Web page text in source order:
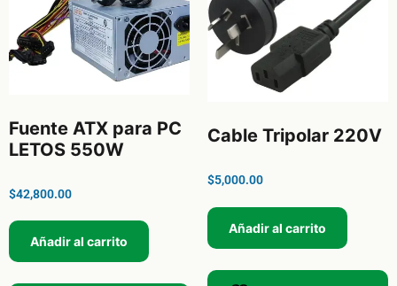
Fuente ATX para PC
LETOS 550W
$42,800.00
Añadir al carrito
Cable Tripolar 220V
$5,000.00
Añadir al carrito